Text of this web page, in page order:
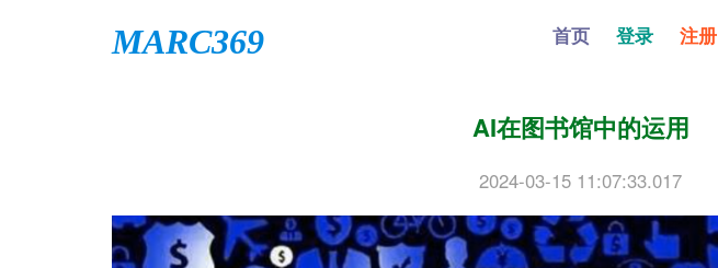
MARC369 首页 登录 注册
AI在图书馆中的运用
2024-03-15 11:07:33.017